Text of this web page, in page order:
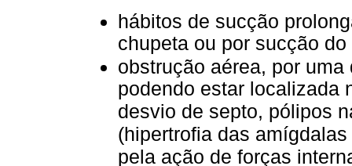
hábitos de sucção
chupeta ou por sucção
obstrução aérea, por
podendo estar localizada
desvio de septo, pólipos
(hipertrofia das
pela ação de forças